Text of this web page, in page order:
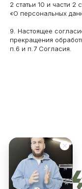
2 статьи 10 и части 2
«О персональных
9. Настоящее
прекращения
п.6 и п.7 Согласия.
LaserPro.Tech
Договор
ИП
ИНН:
ОГРНИП: